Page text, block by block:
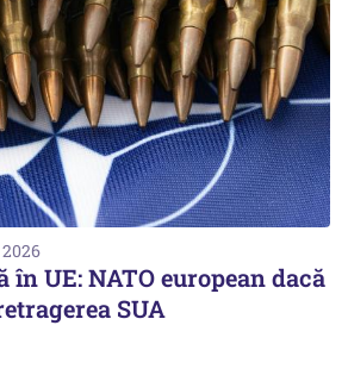
în UE: NATO european dacă
SUA